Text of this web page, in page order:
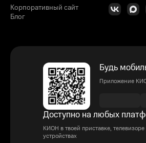
Корпоративный сайт
Блог
Будь
Приложение
Доступно на любых
КИОН в твоей приставке,
устройствах